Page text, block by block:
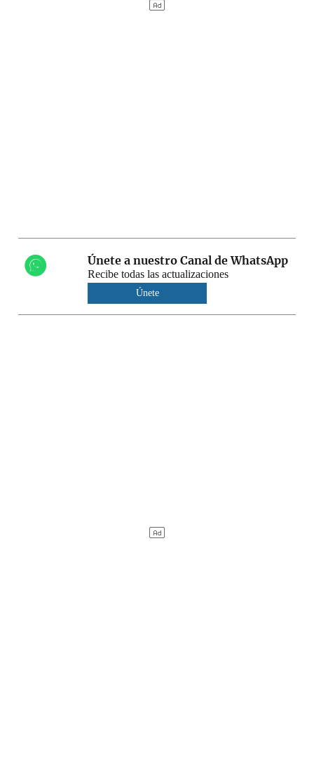
Únete a nuestro Canal de WhatsApp
Recibe todas las actualizaciones
Únete